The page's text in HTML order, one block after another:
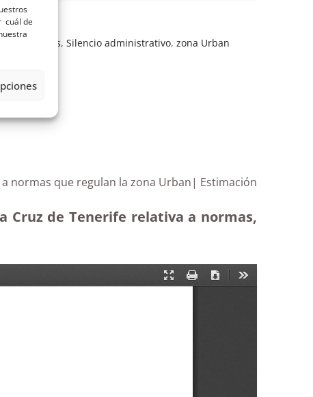
cuál de
problemas,Silencio administrativo,zona Urban
normas que regulan la zona Urban| Estimación
Cruz de Tenerife relativa a normas,